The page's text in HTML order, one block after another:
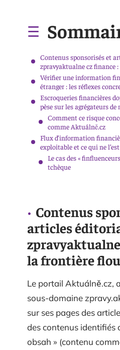
Contenus sponsorisés et
zpravyaktualne cz finance
Vérifier une information
étranger : les réflexes
Escroqueries financières
pèse sur les agrégateurs de
Comment ce risque
comme Aktuálně.cz
Flux d’information
exploitable et ce qui ne
Le cas des «
tchèque
Contenus
articles
la frontière
Le portail Aktuálně.cz,
sous-domaine
sur ses pages des
des contenus identifiés
obsah » (contenu